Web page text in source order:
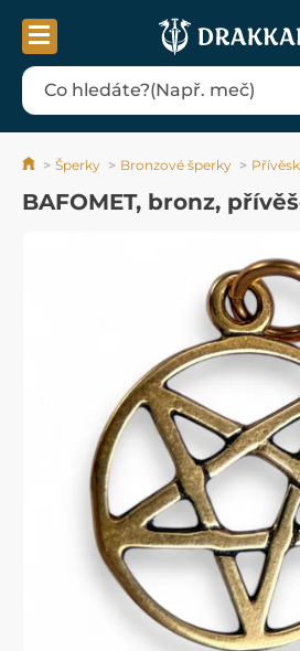
Šperky Bronzové šperky
BAFOMET, bronz,